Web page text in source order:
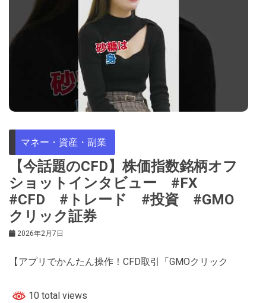
マネー・資産・副業
【今話題のCFD】株価指数銘柄オフ
ショットインタビュー #FX
#CFD #トレード #投資 #GMO
クリック証券
2026年2月7日
【アプリでかんたん操作！CFD取引「GMOクリック
10 total views